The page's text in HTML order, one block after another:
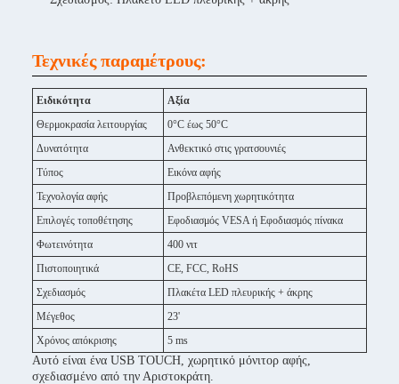
Τεχνικές παραμέτρους:
Ειδικότητα
Αξία
Θερμοκρασία λειτουργίας
0°C έως 50°C
Δυνατότητα
Ανθεκτικό στις γρατσουνιές
Τύπος
Εικόνα αφής
Τεχνολογία αφής
Προβλεπόμενη χωρητικότητα
Επιλογές τοποθέτησης
Εφοδιασμός VESA ή Εφοδιασμός πίνακα
Φωτεινότητα
400 νιτ
Πιστοποιητικά
CE, FCC, RoHS
Σχεδιασμός
Πλακέτα LED πλευρικής + άκρης
Μέγεθος
23'
Χρόνος απόκρισης
5 ms
Αυτό είναι ένα USB TOUCH, χωρητικό μόνιτορ αφής,
σχεδιασμένο από την Αριστοκράτη.